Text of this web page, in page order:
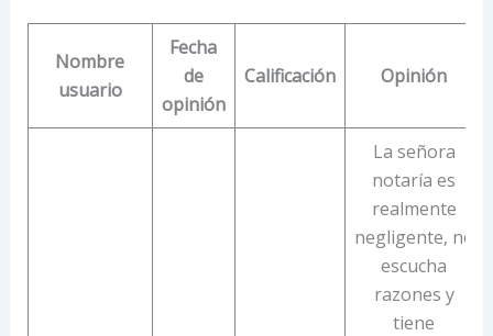
Nombre
usuario
Fecha
de
opinión
Calificación Opinión
La señora
notaría es
realmente
negligente, no
escucha
razones y
tiene